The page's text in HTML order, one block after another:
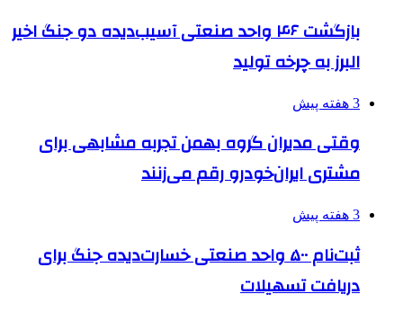
بازگشت ۴۶ واحد صنعتی آسیب‌دیده دو جنگ اخیر
البرز به چرخه تولید
3 هفته پیش
وقتی مدیران گروه بهمن تجربه مشابهی برای
مشتری ایران‌خودرو رقم می‌زنند
3 هفته پیش
ثبت‌نام ۵۰۰ واحد صنعتی خسارت‌دیده جنگ برای
دریافت تسهیلات